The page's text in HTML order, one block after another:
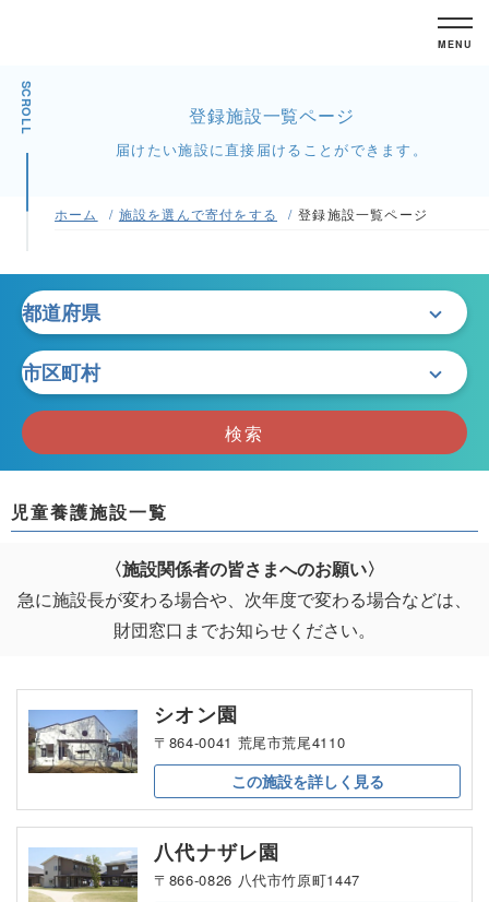
MENU
SCROLL 登録施設一覧ページ
届けたい施設に直接届けることができます。
ホーム 施設を選んで寄付をする 登録施設一覧ページ
検索
児童養護施設一覧
〈施設関係者の皆さまへのお願い〉
急に施設長が変わる場合や、次年度で変わる場合などは、
財団窓口までお知らせください。
シオン園
〒864-0041 荒尾市荒尾4110
この施設を詳しく見る
八代ナザレ園
〒866-0826 八代市竹原町1447